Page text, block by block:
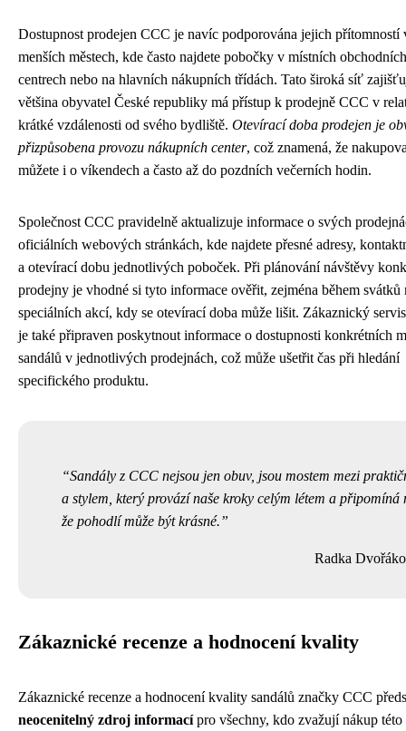
Dostupnost prodejen CCC je navíc podporována jejich přítomností
menších městech, kde často najdete pobočky v místních obchodních
centrech nebo na hlavních nákupních třídách. Tato široká síť
většina obyvatel České republiky má přístup k prodejně CCC v
krátké vzdálenosti od svého bydliště. Otevírací doba prodejen je
přizpůsobena provozu nákupních center, což znamená, že
můžete i o víkendech a často až do pozdních večerních hodin.
Společnost CCC pravidelně aktualizuje informace o svých
oficiálních webových stránkách, kde najdete přesné adresy,
a otevírací dobu jednotlivých poboček. Při plánování návštěvy
prodejny je vhodné si tyto informace ověřit, zejména během svátků
speciálních akcí, kdy se otevírací doba může lišit. Zákaznický
je také připraven poskytnout informace o dostupnosti konkrétních
sandálů v jednotlivých prodejnách, což může ušetřit čas při hledání
specifického produktu.
Sandály z CCC nejsou jen obuv, jsou mostem mezi
a stylem, který provází naše kroky celým létem a připomíná
že pohodlí může být krásné.
Radka
Zákaznické recenze a hodnocení kvality
Zákaznické recenze a hodnocení kvality sandálů značky CCC
neocenitelný zdroj informacípro všechny, kdo zvažují nákup